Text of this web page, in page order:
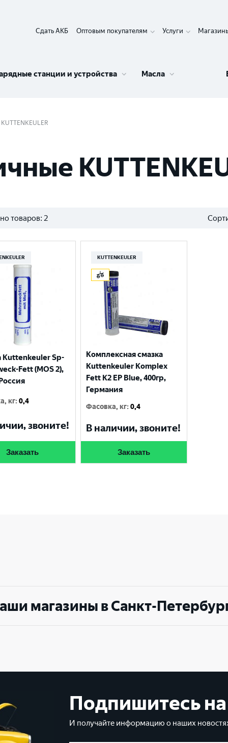
Сдать АКБ Оптовым покупателям Услуги
станции и устройства Масла
KUTTENKEULER
товаров: 2
Kuttenkeuler Sp-
Fett (MOS 2),
кг:0,4
звоните!
Заказать
KUTTENKEULER
Комплексная смазка
Kuttenkeuler Komplex
Fett K2 EP Blue, 400гр,
Германия
Фасовка, кг:0,4
В наличии, звоните!
Заказать
магазины в Санкт-
Подпишитесь
И получайте информацию о наших
Смоленск